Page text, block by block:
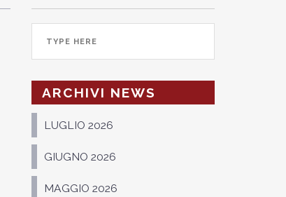
ARCHIVI NEWS
LUGLIO 2026
GIUGNO 2026
MAGGIO 2026